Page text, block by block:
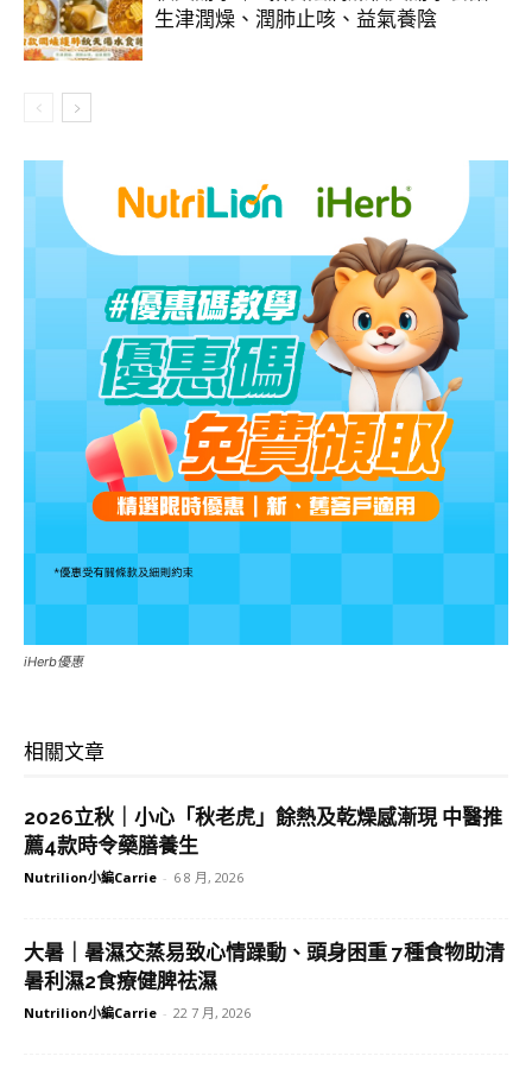
生津潤燥、潤肺止咳、益氣養陰
iHerb優惠
相關文章
2026立秋｜小心「秋老虎」餘熱及乾燥感漸現 中醫推
薦4款時令藥膳養生
Nutrilion小編Carrie - 6 8 月, 2026
大暑｜暑濕交蒸易致心情躁動、頭身困重 7種食物助清
暑利濕2食療健脾祛濕
Nutrilion小編Carrie - 22 7 月, 2026